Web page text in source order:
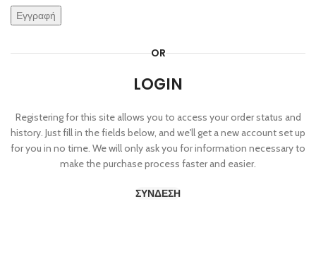
Εγγραφή
OR
LOGIN
Registering for this site allows you to access your order status and
history. Just fill in the fields below, and we'll get a new account set up
for you in no time. We will only ask you for information necessary to
make the purchase process faster and easier.
ΣΎΝΔΕΣΗ